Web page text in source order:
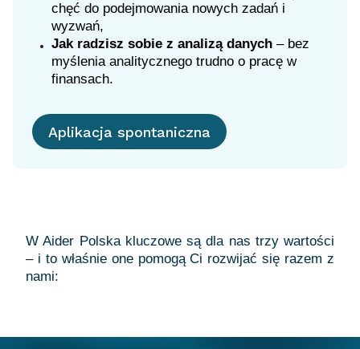
chęć do podejmowania nowych zadań i
wyzwań,
Jak radzisz sobie z analizą danych – bez
myślenia analitycznego trudno o pracę w
finansach.
Aplikacja spontaniczna
W Aider Polska kluczowe są dla nas trzy wartości
– i to właśnie one pomogą Ci rozwijać się razem z
nami: